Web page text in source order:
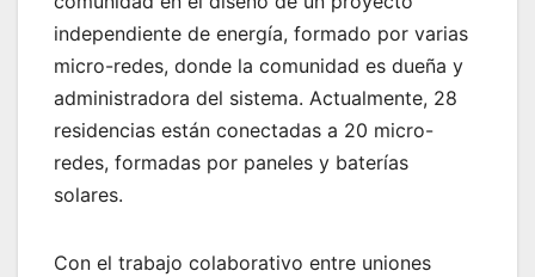
independiente de energía, formado por varias
micro-redes, donde la comunidad es dueña y
administradora del sistema. Actualmente, 28
residencias están conectadas a 20 micro-
redes, formadas por paneles y baterías
solares.
Con el trabajo colaborativo entre uniones